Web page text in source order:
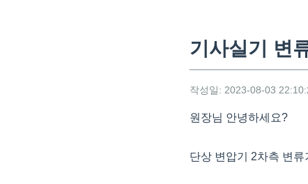
기사실기 변
작성일: 2023-08-03
원장님 안녕하세요?
단상 변압기 2차측 변